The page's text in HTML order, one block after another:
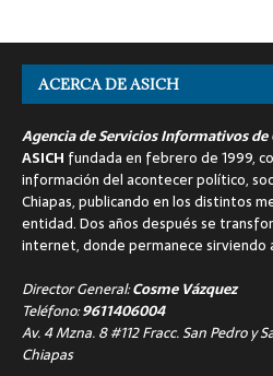
ACERCA DE ASICH
Agencia de Servicios Informativos de
ASICH fundada en febrero de 1999,
información del acontecer político,
Chiapas, publicando en los distintos
entidad. Dos años después se
internet, donde permanece sirviendo
Director General:Cosme Vázquez
Teléfono:9611406004
Av. 4 Mzna. 8 #112 Fracc. San Pedro y
Chiapas